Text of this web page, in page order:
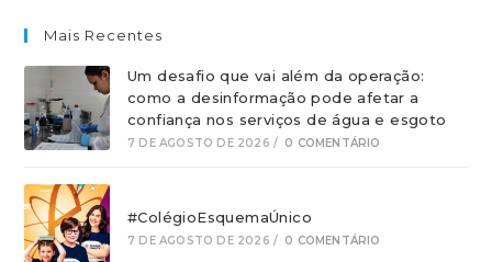
Mais Recentes
Um desafio que vai além da operação:
como a desinformação pode afetar a
confiança nos serviços de água e esgoto
7 DE AGOSTO DE 2026 / 0 COMENTÁRIO
#ColégioEsquemaÚnico
7 DE AGOSTO DE 2026 / 0 COMENTÁRIO